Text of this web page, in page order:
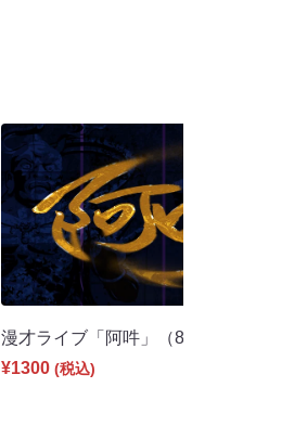
漫才ライブ「阿吽」（8/5 21:00）
¥1300 (税込)